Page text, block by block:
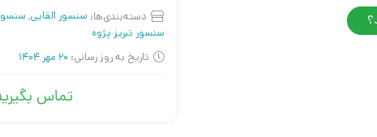
دسته‌بندی‌ها: سنسور القایی,
سنسور تبریز پژوه
تاریخ به روز رسانی: 20 مهر 1404
تماس